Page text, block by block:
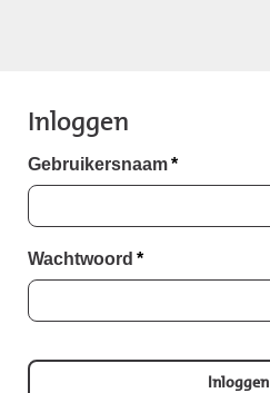
Inloggen
Gebruikersnaam*
Wachtwoord *
Inloggen